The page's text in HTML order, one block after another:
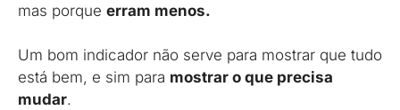
mas porque erram menos.
Um bom indicador não serve para mostrar que tudo
está bem, e sim para mostrar o que precisa
mudar.